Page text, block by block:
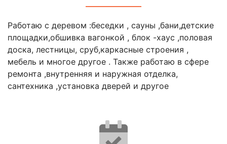
Работаю с деревом :беседки , сауны ,бани,детские
площадки,обшивка вагонкой , блок -хаус ,половая
доска, лестницы, сруб,каркасные строения ,
мебель и многое другое . Также работаю в сфере
ремонта ,внутренняя и наружная отделка,
сантехника ,установка дверей и другое